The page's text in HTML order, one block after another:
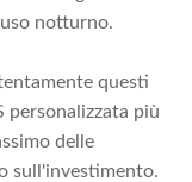
notturno.
questi
personalizzata più
delle
sull'investimento.